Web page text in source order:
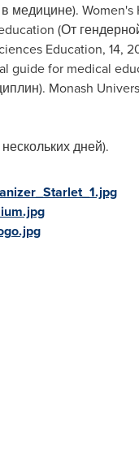
медицине).
(От
Education, 14,
for medical
Monash
дней).